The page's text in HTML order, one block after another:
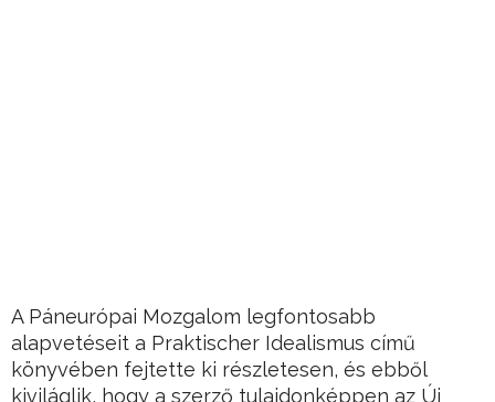
A Páneurópai Mozgalom legfontosabb
alapvetéseit a Praktischer Idealismus című
könyvében fejtette ki részletesen, és ebből
kiviláglik, hogy a szerző tulajdonképpen az Új